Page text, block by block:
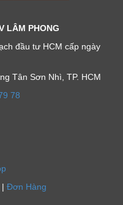
LÂM PHONG
đầu tư HCM cấp ngày
Tân Sơn Nhì, TP. HCM
78
| Đơn Hàng